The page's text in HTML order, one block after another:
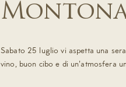
Sabato 25 luglio vi aspetta una
vino, buon cibo e di un'atmosfera